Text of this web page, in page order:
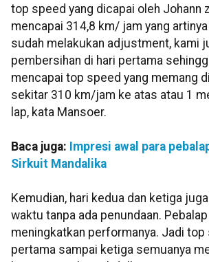
top speed yang dicapai oleh Johann
mencapai 314,8 km/ jam yang
sudah melakukan adjustment, kami
pembersihan di hari pertama
mencapai top speed yang memang
sekitar 310 km/jam ke atas atau 1
lap, kata Mansoer.
Baca juga: Impresi awal para
Sirkuit Mandalika
Kemudian, hari kedua dan ketiga
waktu tanpa ada penundaan.
meningkatkan performanya. Jadi top
pertama sampai ketiga semuanya